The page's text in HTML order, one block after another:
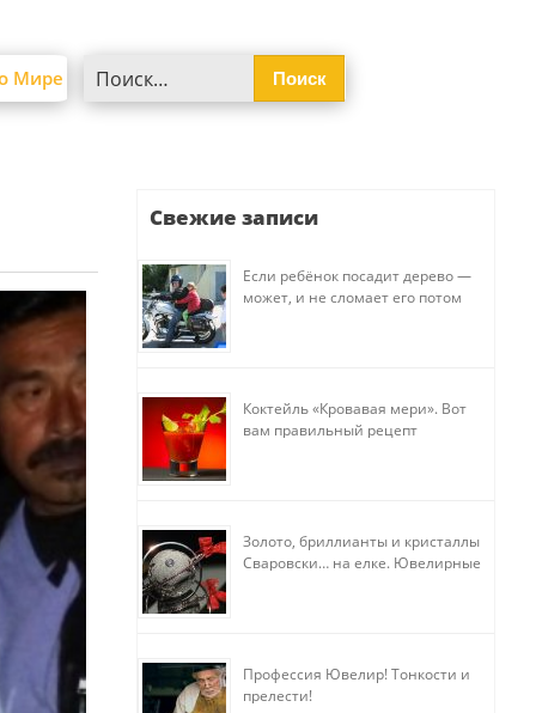
Мире
Свежие записи
Если ребёнок посадит дерево —
может, и не сломает его потом
Коктейль «Кровавая мери». Вот
вам правильный рецепт
Золото, бриллианты и кристаллы
Сваровски… на елке. Ювелирные
Профессия Ювелир! Тонкости и
прелести!